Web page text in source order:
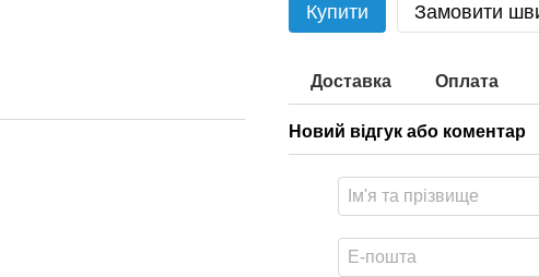
Купити Замовити
Доставка Оплата
Новий відгук або коментар